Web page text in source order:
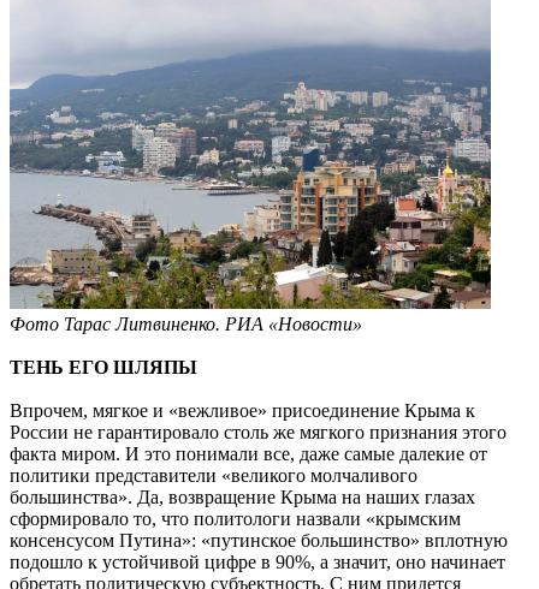
Фото Тарас Литвиненко. РИА «Новости»
ТЕНЬ ЕГО ШЛЯПЫ
Впрочем, мягкое и «вежливое» присоединение Крыма к
России не гарантировало столь же мягкого признания этого
факта миром. И это понимали все, даже самые далекие от
политики представители «великого молчаливого
большинства». Да, возвращение Крыма на наших глазах
сформировало то, что политологи назвали «крымским
консенсусом Путина»: «путинское большинство» вплотную
подошло к устойчивой цифре в 90%, а значит, оно начинает
обретать политическую субъектность. С ним придется